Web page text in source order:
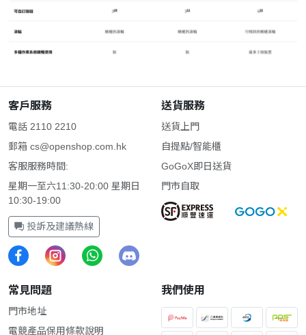
客戶服務
電話 2110 2210
郵箱 cs@openshop.com.hk
客服服務時間:
星期一至六11:30-20:00 星期日
10:30-19:00
投訴及建議熱線
送貨服務
送貨上門
自提點/智能櫃
GoGoX即日送貨
門市自取
常見問題
門市地址
電競產品保用條款說明
我們使用